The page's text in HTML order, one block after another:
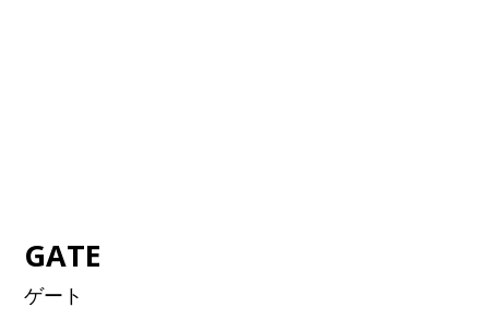
GATE
ゲート